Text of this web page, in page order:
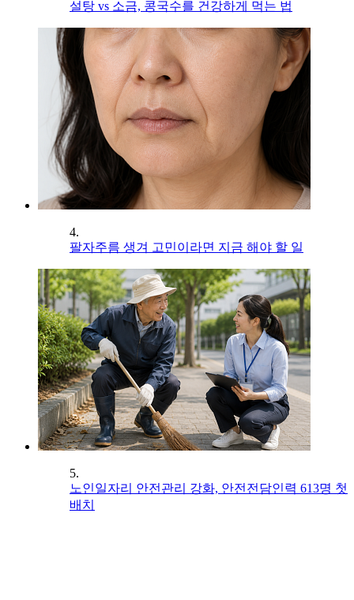
설탕 vs 소금, 콩국수를 건강하게 먹는 법
4.
팔자주름 생겨 고민이라면 지금 해야 할 일
5.
노인일자리 안전관리 강화, 안전전담인력 613명 첫
배치